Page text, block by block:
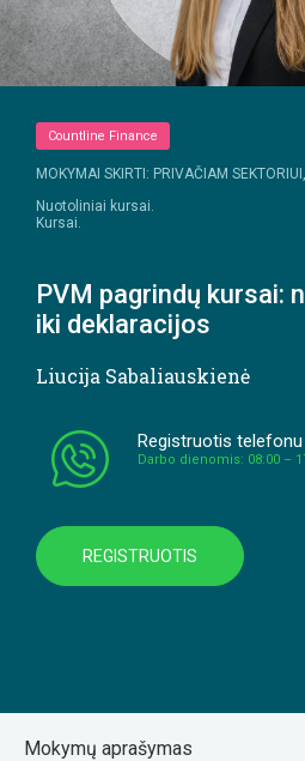
Countline Finance
MOKYMAI SKIRTI: PRIVAČIAM
Nuotoliniai kursai.
Kursai.
PVM pagrindų kursai:
iki deklaracijos
Liucija Sabaliauskienė
Registruotis telefonu
Darbo dienomis: 08:00 –
REGISTRUOTIS
Mokymų aprašymas